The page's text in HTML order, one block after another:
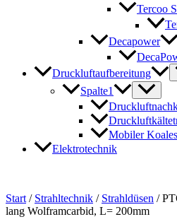
Tercoo
Decapower
Druckluftaufbereitung
Spalte1
Mobiler
Elektrotechnik
Start / Strahltechnik / Strahldüsen /
lang Wolframcarbid, L= 200mm